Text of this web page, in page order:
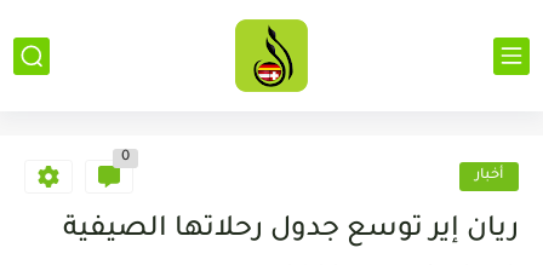
أخبار
0
ريان إير توسع جدول رحلاتها الصيفية